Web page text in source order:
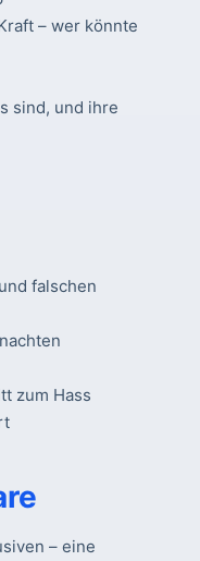
– wer könnte
sind, und ihre
falschen
zum Hass
– eine